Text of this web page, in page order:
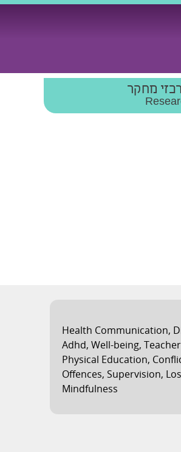
מחקר
Health Communication,
Adhd, Well-being,
Physical Education,
Offences, Supervision,
Mindfulness